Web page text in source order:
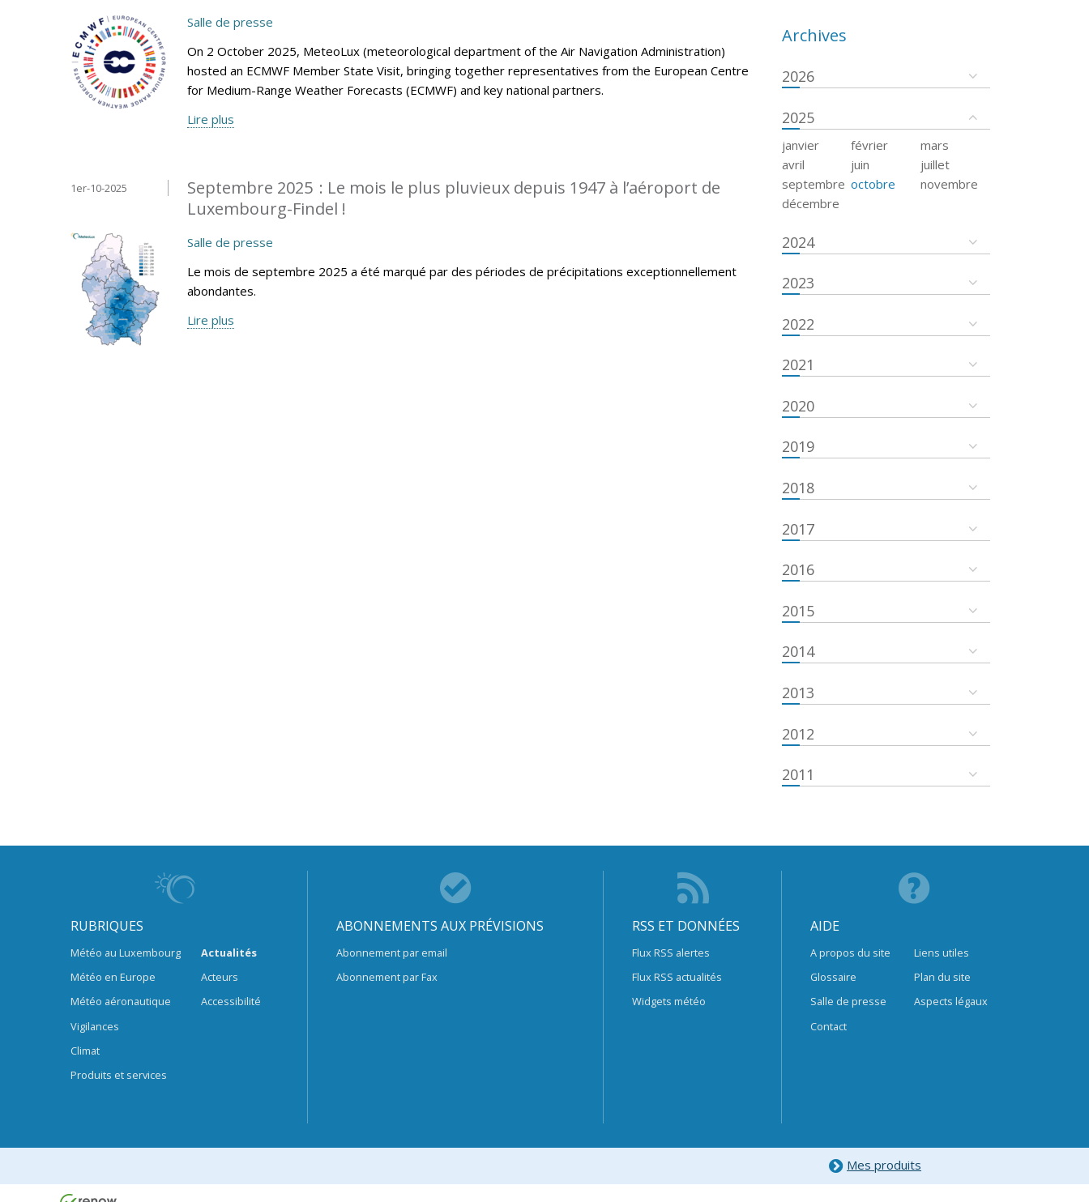
Salle de presse
On 2 October 2025, MeteoLux (meteorological department of the Air Navigation Administration)
hosted an ECMWF Member State Visit, bringing together representatives from the European Centre
for Medium-Range Weather Forecasts (ECMWF) and key national partners.
Lire plus
Septembre 2025 : Le mois le plus pluvieux depuis 1947 à l’aéroport de
Luxembourg-Findel !
1er-10-2025
Salle de presse
Le mois de septembre 2025 a été marqué par des périodes de précipitations exceptionnellement
abondantes.
Lire plus
Archives
2026
2025
janvier février
mars
avril
juin
juillet
septembre octobre
novembre
décembre
2024
2023
2022
2021
2020
2019
2018
2017
2016
2015
2014
2013
2012
2011
RUBRIQUES
Météo au Luxembourg
Météo en Europe
Météo aéronautique
Vigilances
Climat
Produits et services
Actualités
Acteurs
Accessibilité
ABONNEMENTS AUX PRÉVISIONS
Abonnement par email
Abonnement par Fax
RSS ET DONNÉES
Flux RSS alertes
Flux RSS actualités
Widgets météo
AIDE
A propos du site
Glossaire
Salle de presse
Contact
Liens utiles
Plan du site
Aspects légaux
Mes produits